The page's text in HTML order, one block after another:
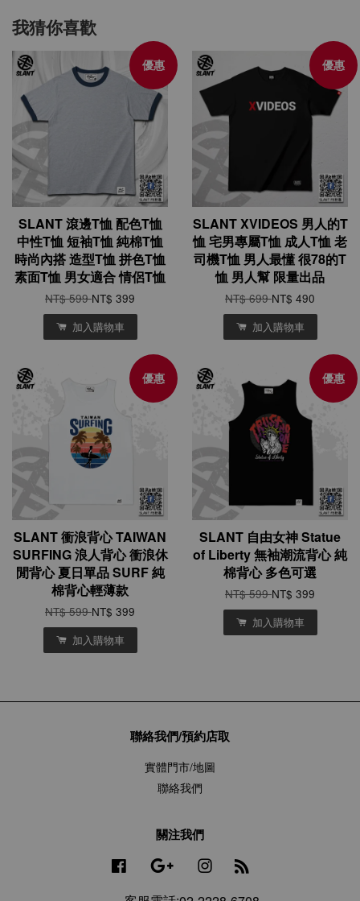
我猜你喜歡
優惠
SLANT 滾邊T恤 配色T恤
中性T恤 短袖T恤 純棉T恤
時尚內搭 造型T恤 拼色T恤
素面T恤 男女適合 情侶T恤
NT$ 599NT$ 399
加入購物車
優惠
SLANT XVIDEOS 男人的T
恤 宅男專屬T恤 成人T恤 老
司機T恤 男人最懂 很78的T
恤 男人幫 限量出品
NT$ 699NT$ 490
加入購物車
優惠
SLANT 衝浪背心 TAIWAN
SURFING 浪人背心 衝浪休
閒背心 夏日單品 SURF 純
棉背心輕薄款
NT$ 599NT$ 399
加入購物車
優惠
SLANT 自由女神 Statue
of Liberty 無袖潮流背心 純
棉背心 多色可選
NT$ 599NT$ 399
加入購物車
聯絡我們/預約店取
實體門市/地圖
聯絡我們
關注我們
Facebook Google Instagram